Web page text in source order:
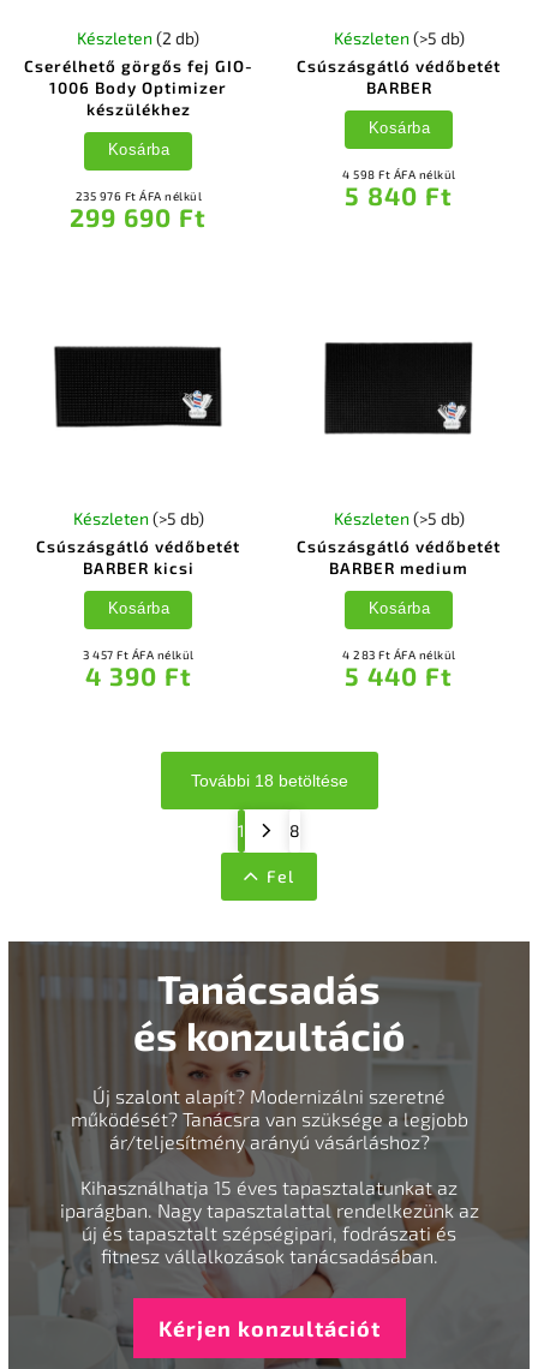
Cserélhető görgős fej GIO-
1006 Body Optimizer
készülékhez
Készleten(2 db)
235 976 Ft ÁFA nélkül
299 690 Ft
Kosárba
Csúszásgátló védőbetét
BARBER
Készleten (>5 db)
4 598 Ft ÁFA nélkül
5 840 Ft
Kosárba
Csúszásgátló védőbetét
BARBER kicsi
Készleten (>5 db)
3 457 Ft ÁFA nélkül
4 390 Ft
Kosárba
Csúszásgátló védőbetét
BARBER medium
Készleten (>5 db)
4 283 Ft ÁFA nélkül
5 440 Ft
Kosárba
További 18 betöltése
1 8
Fel
Tanácsadás
és konzultáció
Új szalont alapít? Modernizálni szeretné
működését? Tanácsra van szüksége a legjobb
ár/teljesítmény arányú vásárláshoz?
Kihasználhatja 15 éves tapasztalatunkat az
iparágban. Nagy tapasztalattal rendelkezünk az
új és tapasztalt szépségipari, fodrászati és
fitnesz vállalkozások tanácsadásában.
Kérjen konzultációt